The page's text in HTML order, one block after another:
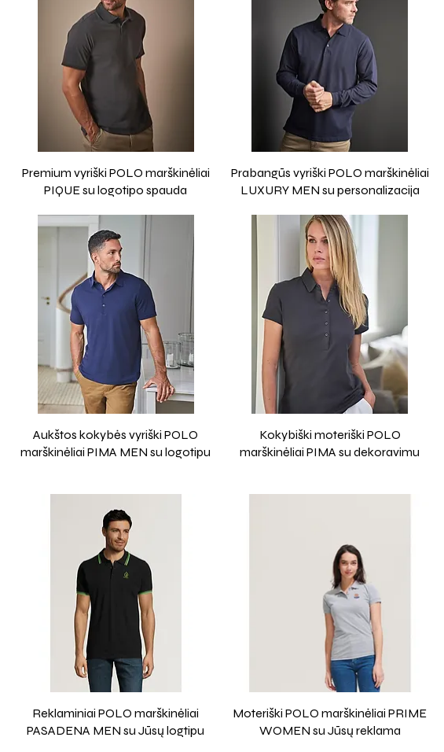
Premium vyriški POLO marškinėliai
PIQUE su logotipo spauda
Prabangūs vyriški POLO marškinėliai
LUXURY MEN su personalizacija
Aukštos kokybės vyriški POLO
marškinėliai PIMA MEN su logotipu
Kokybiški moteriški POLO
marškinėliai PIMA su dekoravimu
Reklaminiai POLO marškinėliai
PASADENA MEN su Jūsų logtipu
Moteriški POLO marškinėliai PRIME
WOMEN su Jūsų reklama